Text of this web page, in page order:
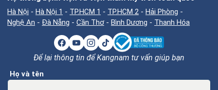
Hà Nội - Hà Nội 1 - TP.HCM 1 - TP.HCM 2 - Hải Phòng -
Nghệ An - Đà Nẵng - Cần Thơ - Bình Dương - Thanh Hóa
Để lại thông tin để Kangnam tư vấn giúp bạn
Họ và tên